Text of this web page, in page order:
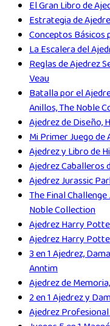
El Gran Libro de
Estrategia de
Conceptos Básicos
La Escalera del
Reglas de Ajedrez
Veau
Batalla por el
Anillos, The Noble
Ajedrez de Diseño,
Mi Primer Juego de
Ajedrez y Libro de
Ajedrez Caballeros
Ajedrez Jurassic
The Final
Noble Collection
Ajedrez Harry
Ajedrez Harry
3 en 1 Ajedrez,
Anntim
Ajedrez de
2 en 1 Ajedrez y
Ajedrez